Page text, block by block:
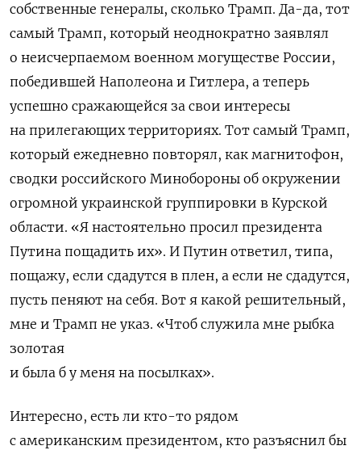
собственные генералы, сколько Трамп. Да-да, тот
самый Трамп, который неоднократно заявлял
о неисчерпаемом военном могуществе России,
победившей Наполеона и Гитлера, а теперь
успешно сражающейся за свои интересы
на прилегающих территориях. Тот самый Трамп,
который ежедневно повторял, как магнитофон,
сводки российского Минобороны об окружении
огромной украинской группировки в Курской
области. «Я настоятельно просил президента
Путина пощадить их». И Путин ответил, типа,
пощажу, если сдадутся в плен, а если не сдадутся,
пусть пеняют на себя. Вот я какой решительный,
мне и Трамп не указ. «Чтоб служила мне рыбка
золотая
и была б у меня на посылках».
Интересно, есть ли кто-то рядом
с американским президентом, кто разъяснил бы